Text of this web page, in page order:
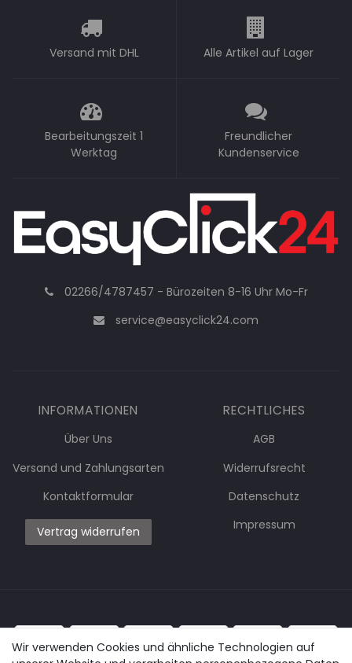
Versand mit DHL Alle Artikel auf Lager
Bearbeitungszeit 1
Werktag
Freundlicher
Kundenservice
02266/4787457 - Bürozeiten 8-16 Uhr Mo-Fr
service@easyclick24.com
INFORMATIONEN
Über Uns
Versand und Zahlungsarten
Kontaktformular
Vertrag widerrufen
RECHTLICHES
AGB
Widerrufsrecht
Datenschutz
Impressum
Wir verwenden Cookies und ähnliche Technologien auf